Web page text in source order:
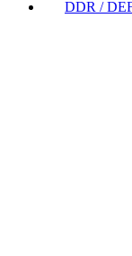
DDR /